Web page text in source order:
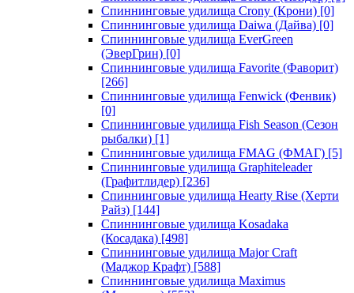
Спиннинговые удилища Crony (Крони) [0]
Спиннинговые удилища Daiwa (Дайва) [0]
Спиннинговые удилища EverGreen
(ЭверГрин) [0]
Спиннинговые удилища Favorite (Фаворит)
[266]
Спиннинговые удилища Fenwick (Фенвик)
[0]
Спиннинговые удилища Fish Season (Сезон
рыбалки) [1]
Спиннинговые удилища FMAG (ФМАГ) [5]
Спиннинговые удилища Graphiteleader
(Графитлидер) [236]
Спиннинговые удилища Hearty Rise (Херти
Райз) [144]
Спиннинговые удилища Kosadaka
(Косадака) [498]
Спиннинговые удилища Major Craft
(Маджор Крафт) [588]
Спиннинговые удилища Maximus